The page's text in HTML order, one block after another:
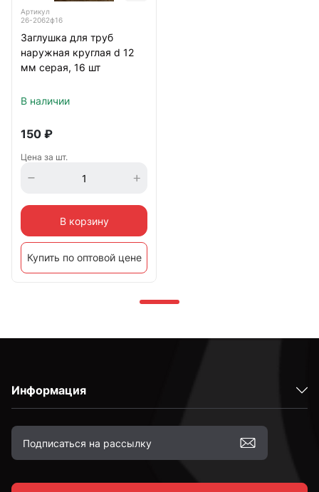
Артикул
26-2062ф16
Заглушка для труб
наружная круглая d 12
мм серая, 16 шт
В наличии
150 ₽
Цена за шт.
В корзину
Купить по оптовой цене
Информация